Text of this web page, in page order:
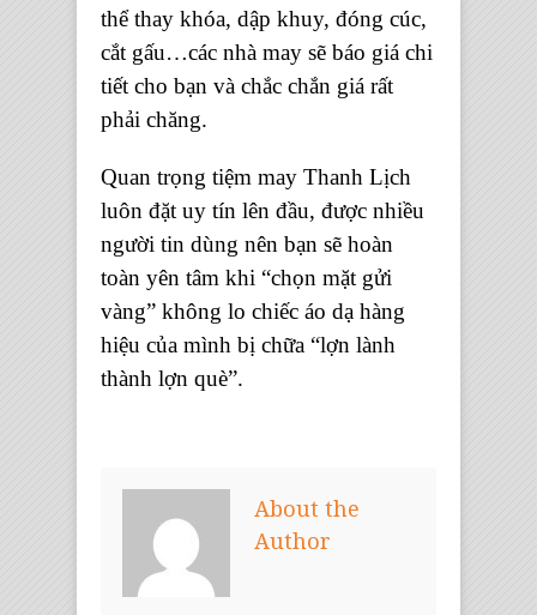
thể thay khóa, dập khuy, đóng cúc,
cắt gấu…các nhà may sẽ báo giá chi
tiết cho bạn và chắc chắn giá rất
phải chăng.
Quan trọng tiệm may Thanh Lịch
luôn đặt uy tín lên đầu, được nhiều
người tin dùng nên bạn sẽ hoàn
toàn yên tâm khi “chọn mặt gửi
vàng” không lo chiếc áo dạ hàng
hiệu của mình bị chữa “lợn lành
thành lợn què”.
About the
Author